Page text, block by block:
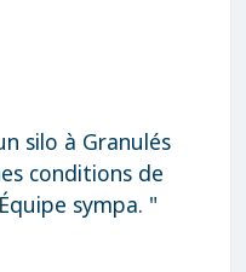
silo à Granulés
conditions de
sympa. "